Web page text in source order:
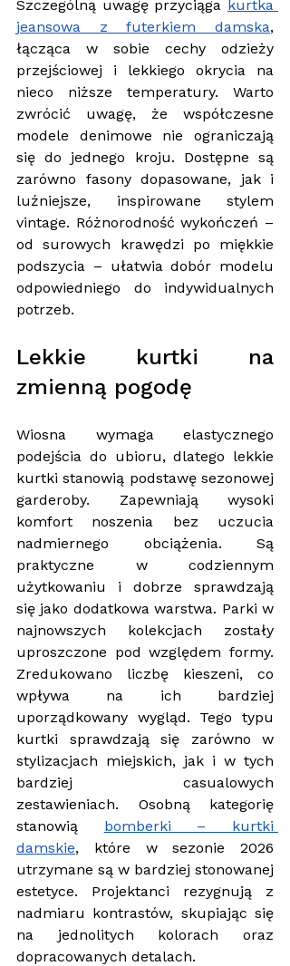
Szczególną uwagę przyciąga kurtka
jeansowa z futerkiem damska,
łącząca w sobie cechy odzieży
przejściowej i lekkiego okrycia na
nieco niższe temperatury. Warto
zwrócić uwagę, że współczesne
modele denimowe nie ograniczają
się do jednego kroju. Dostępne są
zarówno fasony dopasowane, jak i
luźniejsze, inspirowane stylem
vintage. Różnorodność wykończeń –
od surowych krawędzi po miękkie
podszycia – ułatwia dobór modelu
odpowiedniego do indywidualnych
potrzeb.
Lekkie kurtki na
zmienną pogodę
Wiosna wymaga elastycznego
podejścia do ubioru, dlatego lekkie
kurtki stanowią podstawę sezonowej
garderoby. Zapewniają wysoki
komfort noszenia bez uczucia
nadmiernego obciążenia. Są
praktyczne w codziennym
użytkowaniu i dobrze sprawdzają
się jako dodatkowa warstwa. Parki w
najnowszych kolekcjach zostały
uproszczone pod względem formy.
Zredukowano liczbę kieszeni, co
wpływa na ich bardziej
uporządkowany wygląd. Tego typu
kurtki sprawdzają się zarówno w
stylizacjach miejskich, jak i w tych
bardziej casualowych
zestawieniach. Osobną kategorię
stanowią bomberki – kurtki
damskie, które w sezonie 2026
utrzymane są w bardziej stonowanej
estetyce. Projektanci rezygnują z
nadmiaru kontrastów, skupiając się
na jednolitych kolorach oraz
dopracowanych detalach.